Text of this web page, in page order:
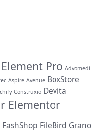
Pro Advomedi
Aspire Avenue BoxStore
Construxio Devita
Elementor
FashShop FileBird Grano